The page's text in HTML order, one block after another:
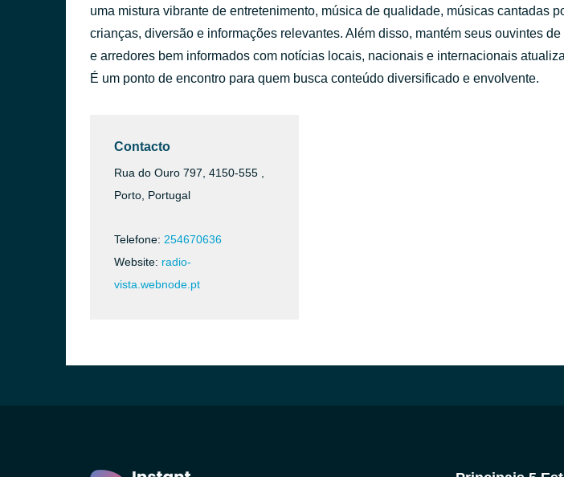
Alexandra Scerbatiuc
Fc4u Ad 6 [3jD2]
Unknown
há 43
Take You Dancing
Jason Derülo
uma mistura vibrante de entretenimento, música de qualidade, músicas cantadas
crianças, diversão e informações relevantes. Além disso, mantém seus ouvintes de
e arredores bem informados com notícias locais, nacionais e internacionais
É um ponto de encontro para quem busca conteúdo diversificado e envolvente.
Contacto
Rua do Ouro 797, 4150-555 ,
Porto, Portugal
Telefone: 254670636
Website: radio-
vista.webnode.pt